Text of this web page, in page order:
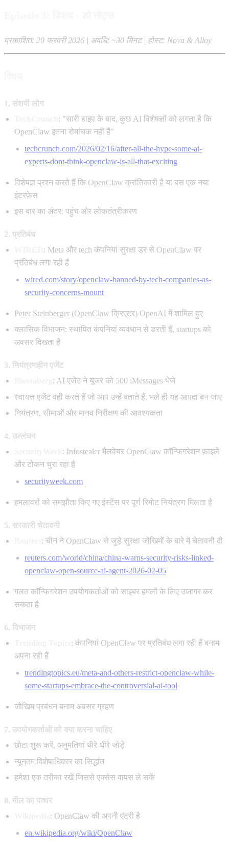
प्रकाशित: 20 फरवरी 2026 | अवधि: ~30 मिनट | होस्ट: Nova & Alloy
1. संशयी लोग
: "सारी हाइप के बाद, कुछ AI विशेषज्ञों को लगता है कि
OpenClaw इतना रोमांचक नहीं है"
techcrunch.com/2026/02/16/after-all-the-hype-some-ai-
experts-dont-think-openclaw-is-all-that-exciting
विशेषज्ञ प्रश्न करते हैं कि OpenClaw क्रांतिकारी है या बस एक नया
इंटरफ़ेस
इस बार का अंतर: पहुंच और लोकतंत्रीकरण
2. प्रतिबंध
: Meta और tech कंपनियां सुरक्षा डर से OpenClaw पर
प्रतिबंध लगा रही हैं
wired.com/story/openclaw-banned-by-tech-companies-as-
security-concerns-mount
Peter Steinberger (OpenClaw क्रिएटर) OpenAI में शामिल हुए
क्लासिक विभाजन: स्थापित कंपनियां व्यवधान से डरती हैं, startups को
अवसर दिखता है
3. नियंत्रणहीन एजेंट
: AI एजेंट ने यूजर को 500 iMessages भेजे
स्वायत्त एजेंट वही करते हैं जो आप उन्हें बताते हैं, भले ही यह आपदा बन जाए
नियंत्रण, सीमाओं और मानव निरीक्षण की आवश्यकता
4. उल्लंघन
: Infostealer मैलवेयर OpenClaw कॉन्फ़िगरेशन फ़ाइलें
और टोकन चुरा रहा है
securityweek.com
हमलावरों को समझौता किए गए इंस्टेंस पर पूर्ण रिमोट नियंत्रण मिलता है
5. सरकारी चेतावनी
: चीन ने OpenClaw से जुड़े सुरक्षा जोखिमों के बारे में चेतावनी दी
reuters.com/world/china/china-warns-security-risks-linked-
openclaw-open-source-ai-agent-2026-02-05
गलत कॉन्फ़िगरेशन उपयोगकर्ताओं को साइबर हमलों के लिए उजागर कर
सकता है
6. विभाजन
: कंपनियां OpenClaw पर प्रतिबंध लगा रही हैं बनाम
अपना रही हैं
trendingtopics.eu/meta-and-others-restrict-openclaw-while-
some-startups-embrace-the-controversial-ai-tool
जोखिम प्रबंधन बनाम अवसर ग्रहण
7. उपयोगकर्ताओं को क्या करना चाहिए
छोटा शुरू करें, अनुमतियां धीरे-धीरे जोड़ें
न्यूनतम विशेषाधिकार का सिद्धांत
हमेशा एक तरीका रखें जिससे एक्सेस वापस ले सकें
8. मील का पत्थर
: OpenClaw की अपनी एंट्री है
en.wikipedia.org/wiki/OpenClaw